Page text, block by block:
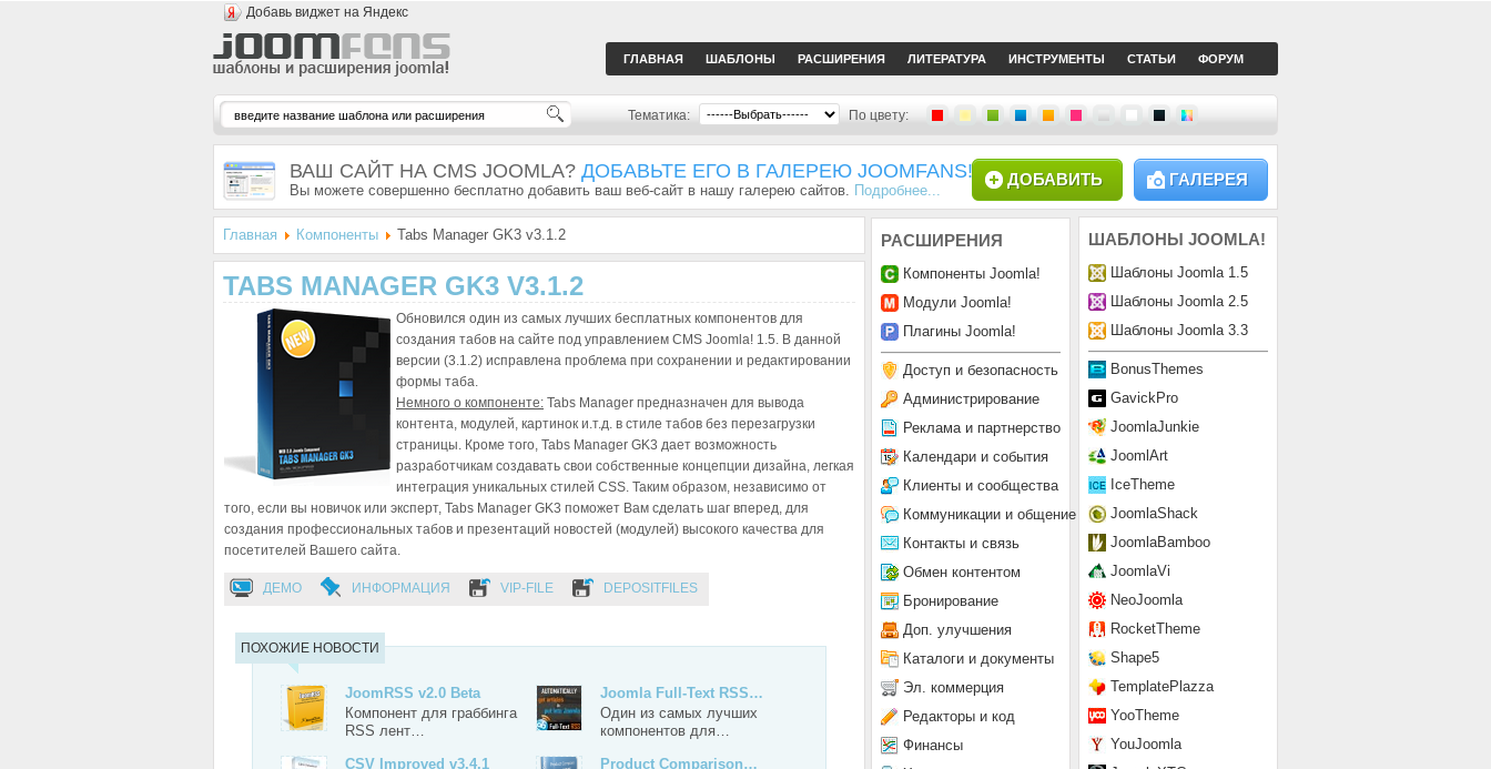
Добавь виджет на Яндекс
ГЛАВНАЯ ШАБЛОНЫ РАСШИРЕНИЯ ЛИТЕРАТУРА ИНСТРУМЕНТЫ СТАТЬИ ФОРУМ
Тематика: По цвету:
ВАШ САЙТ НА CMS JOOMLA? ДОБАВЬТЕ ЕГО В ГАЛЕРЕЮ JOOMFANS!
Вы можете совершенно бесплатно добавить ваш веб-сайт в нашу галерею сайтов. Подробнее...
ГАЛЕРЕЯ
ДОБАВИТЬ
Главная Компоненты Tabs Manager GK3 v3.1.2
TABS MANAGER GK3 V3.1.2
Обновился один из самых лучших бесплатных компонентов для
создания табов на сайте под управлением CMS Joomla! 1.5. В данной
версии (3.1.2) исправлена проблема при сохранении и редактировании
формы таба.
Немного о компоненте: Tabs Manager предназначен для вывода
контента, модулей, картинок и.т.д. в стиле табов без перезагрузки
страницы. Кроме того, Tabs Manager GK3 дает возможность
разработчикам создавать свои собственные концепции дизайна, легкая
интеграция уникальных стилей CSS. Таким образом, независимо от
того, если вы новичок или эксперт, Tabs Manager GK3 поможет Вам сделать шаг вперед, для
создания профессиональных табов и презентаций новостей (модулей) высокого качества для
посетителей Вашего сайта.
ДЕМО ИНФОРМАЦИЯ VIP-FILE DEPOSITFILES
ПОХОЖИЕ НОВОСТИ
JoomRSS v2.0 Beta
Компонент для граббинга
RSS лент…
Joomla Full-Text RSS…
Один из самых лучших
компонентов для…
CSV Improved v3.4.1
Product Comparison…
ШАБЛОНЫ JOOMLA!
Шаблоны Joomla 1.5
Шаблоны Joomla 2.5
Шаблоны Joomla 3.3
BonusThemes
GavickPro
JoomlaJunkie
JoomlArt
IceTheme
JoomlaShack
JoomlaBamboo
JoomlaVi
NeoJoomla
RocketTheme
Shape5
TemplatePlazza
YooTheme
YouJoomla
РАСШИРЕНИЯ
Компоненты Joomla!
Модули Joomla!
Плагины Joomla!
Доступ и безопасность
Администрирование
Реклама и партнерство
Календари и события
Клиенты и сообщества
Коммуникации и общение
Контакты и связь
Обмен контентом
Бронирование
Доп. улучшения
Каталоги и документы
Эл. коммерция
Редакторы и код
Финансы